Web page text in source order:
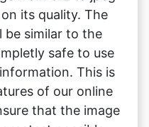
This is
of our online
that the image
possible